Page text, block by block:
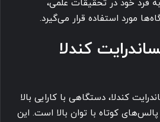
فرد خود در تحقیقات علمی،
مورد استفاده قرار می‌گیرد.
کندلا
کندلا، دستگاهی با کارایی بالا
پالس‌های کوتاه با توان بالا است. این